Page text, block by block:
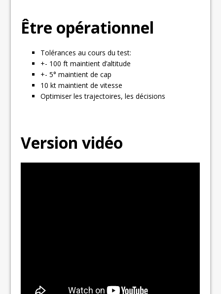
Être opérationnel
Tolérances au cours du test:
+- 100 ft maintient d’altitude
+- 5° maintient de cap
10 kt maintient de vitesse
Optimiser les trajectoires, les décisions
Version vidéo